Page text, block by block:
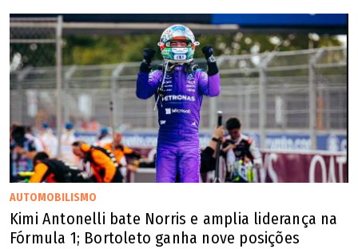
AUTOMOBILISMO
Kimi Antonelli bate Norris e amplia liderança na
Fórmula 1; Bortoleto ganha nove posições